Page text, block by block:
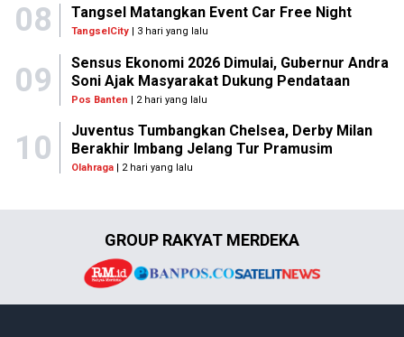
08 Tangsel Matangkan Event Car Free Night
TangselCity | 3 hari yang lalu
09
Sensus Ekonomi 2026 Dimulai, Gubernur Andra
Soni Ajak Masyarakat Dukung Pendataan
Pos Banten | 2 hari yang lalu
10
Juventus Tumbangkan Chelsea, Derby Milan
Berakhir Imbang Jelang Tur Pramusim
Olahraga| 2 hari yang lalu
GROUP RAKYAT MERDEKA